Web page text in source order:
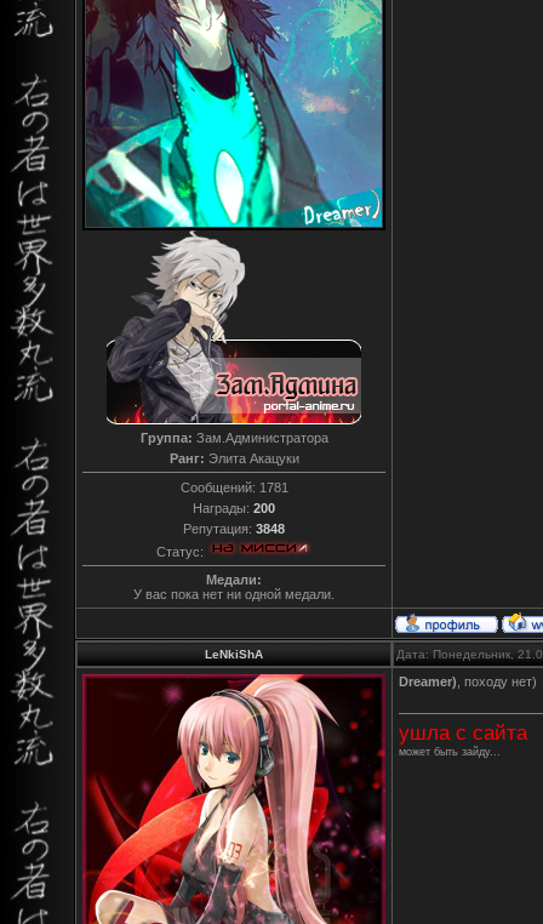
Группа: Зам.Администратора
Ранг: Элита Акацуки
Сообщений: 1781
Награды: 200
Репутация: 3848
Статус:
Медали:
У вас пока нет ни одной медали.
LeNkiShA Дата: Понедельник,
Dreamer) , походу нет)
ушла с сайта
может быть зайду...